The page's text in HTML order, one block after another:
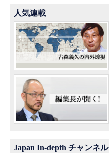
人気連載
Japan In-depth チャンネル